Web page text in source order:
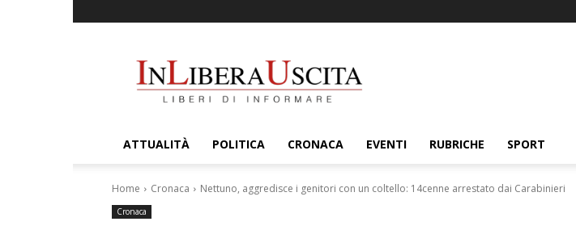
ATTUALITÀ POLITICA CRONACA EVENTI RUBRICHE SPORT
Home Cronaca Nettuno, aggredisce i genitori con un coltello: 14cenne arrestato dai Carabinieri
Cronaca